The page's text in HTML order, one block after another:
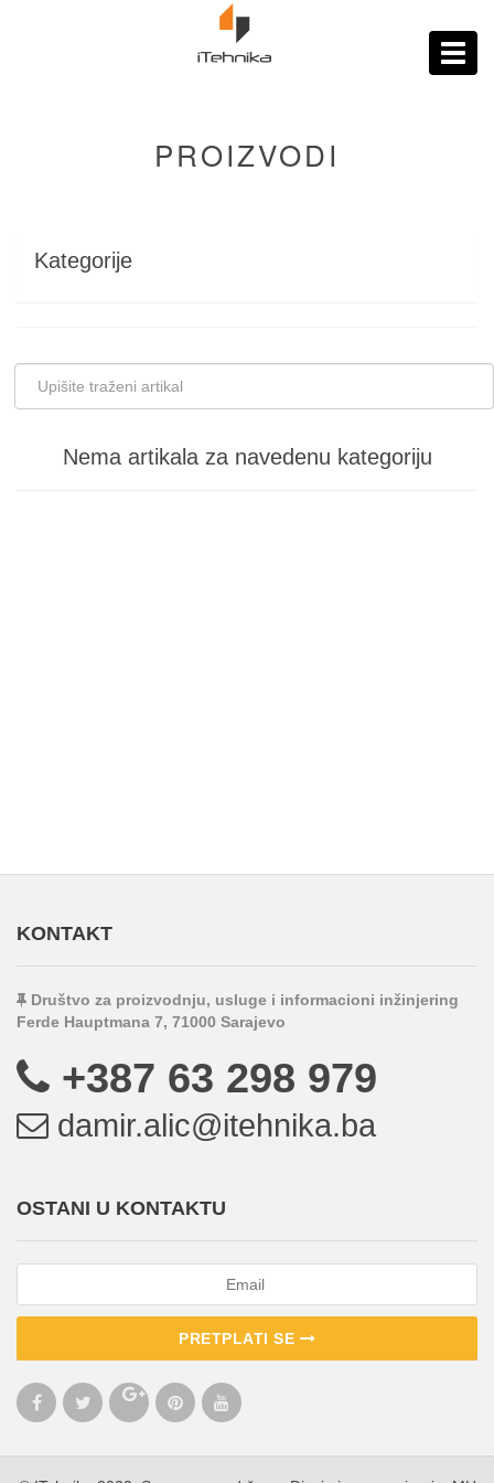
PROIZVODI
Kategorije
Nema artikala za navedenu kategoriju
KONTAKT
Društvo za proizvodnju, usluge i informacioni inžinjering
Ferde Hauptmana 7, 71000 Sarajevo
+387 63 298 979
damir.alic@itehnika.ba
OSTANI U KONTAKTU
PRETPLATI SE